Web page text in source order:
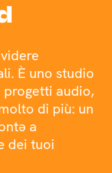
È uno studio
progetti audio,
di più: un
a
dei tuoi